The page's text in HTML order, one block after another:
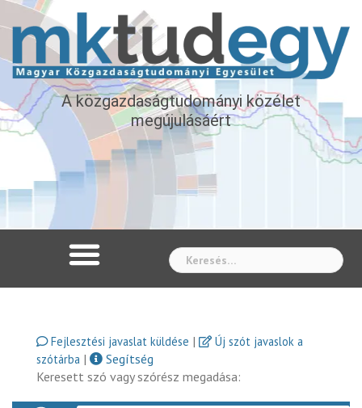
A közgazdaságtudományi közélet
megújulásáért
Fejlesztési javaslat küldése |
Új szót javaslok a
szótárba |
Segítség
Keresett szó vagy szórész megadása: